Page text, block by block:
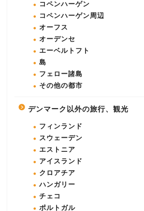
コペンハーゲン
コペンハーゲン周辺
オーフス
オーデンセ
エーベルトフト
島
フェロー諸島
その他の都市
デンマーク以外の旅行、観光
フィンランド
スウェーデン
エストニア
アイスランド
クロアチア
ハンガリー
チェコ
ポルトガル